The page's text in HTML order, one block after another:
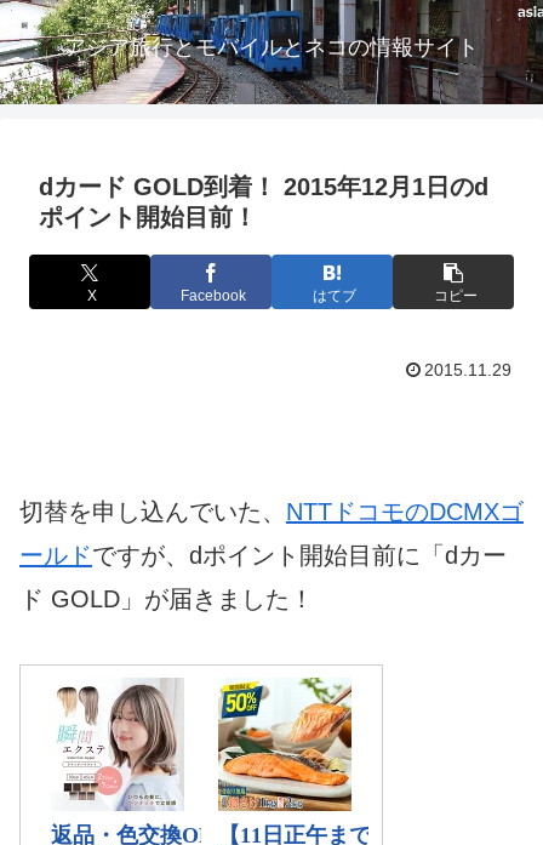
アジア旅行とモバイルとネコの情報サイト
dカード GOLD到着！ 2015年12月1日のd
ポイント開始目前！
X Facebook はてブ コピー
2015.11.29
切替を申し込んでいた、 NTTドコモのDCMXゴ
ールドですが、dポイント開始目前に「dカー
ド GOLD」が届きました！